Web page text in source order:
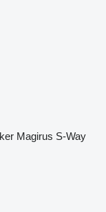
Magirus S-Way